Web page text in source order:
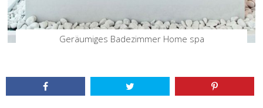
Geräumiges Badezimmer Home spa